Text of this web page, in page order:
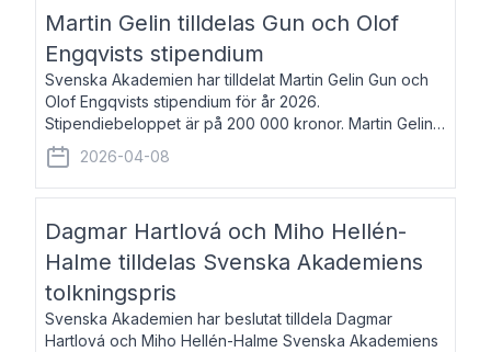
Martin Gelin tilldelas Gun och Olof
Engqvists stipendium
Svenska Akademien har tilldelat Martin Gelin Gun och
Olof Engqvists stipendium för år 2026.
Stipendiebeloppet är på 200 000 kronor. Martin Gelin,
född 1978, är journalist och författare. Han lever
numera i Paris men var under många år bosat
2026-04-08
Dagmar Hartlová och Miho Hellén-
Halme tilldelas Svenska Akademiens
tolkningspris
Svenska Akademien har beslutat tilldela Dagmar
Hartlová och Miho Hellén-Halme Svenska Akademiens